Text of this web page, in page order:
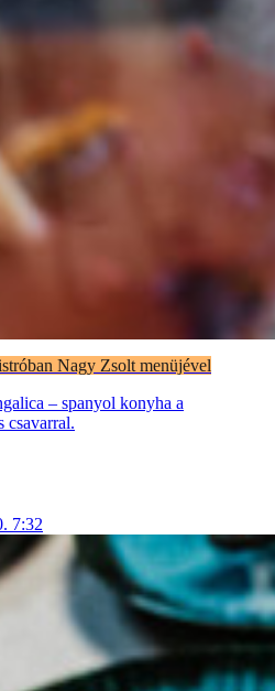
Nagy Zsolt menüjével
– spanyol konyha a
csavarral.
7:32